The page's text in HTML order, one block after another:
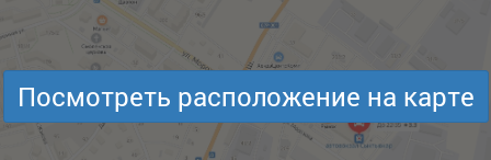
Посмотреть расположение на карте